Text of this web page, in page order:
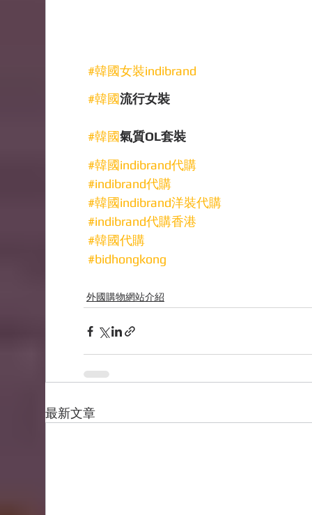
#韓國女裝indibrand
#韓國流行女裝
#韓國氣質OL套裝
#韓國indibrand代購
#indibrand代購
#韓國indibrand洋裝代購
#indibrand代購香港
#韓國代購
#bidhongkong
外國購物網站介紹
最新文章